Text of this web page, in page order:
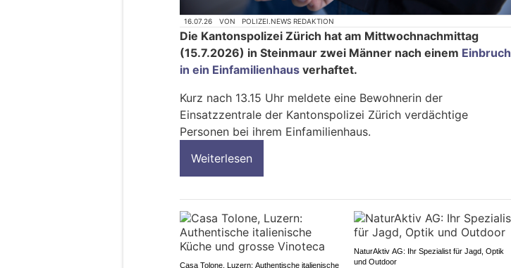
16.07.26 VON POLIZEI.NEWS REDAKTION
Die Kantonspolizei Zürich hat am Mittwochnachmittag
(15.7.2026) in Steinmaur zwei Männer nach einem Einbruch
in ein Einfamilienhaus verhaftet.
Kurz nach 13.15 Uhr meldete eine Bewohnerin der
Einsatzzentrale der Kantonspolizei Zürich verdächtige
Personen bei ihrem Einfamilienhaus.
Weiterlesen
Casa Tolone, Luzern: Authentische italienische
NaturAktiv AG: Ihr Spezialist für Jagd, Optik
und Outdoor